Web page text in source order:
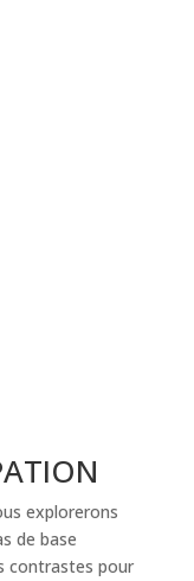
explorerons
de base
contrastes pour